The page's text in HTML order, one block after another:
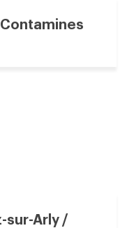
sur-Arly /